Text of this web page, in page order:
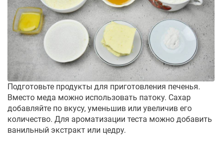
Подготовьте продукты для приготовления печенья.
Вместо меда можно использовать патоку. Сахар
добавляйте по вкусу, уменьшив или увеличив его
количество. Для ароматизации теста можно добавить
ванильный экстракт или цедру.